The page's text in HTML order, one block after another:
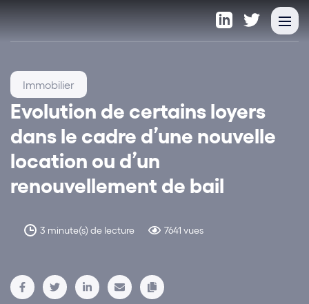
Evolution de certains loyers
dans le cadre d’une nouvelle
location ou d’un
renouvellement de bail
3 minute(s) de lecture 7641 vues
Immobilier